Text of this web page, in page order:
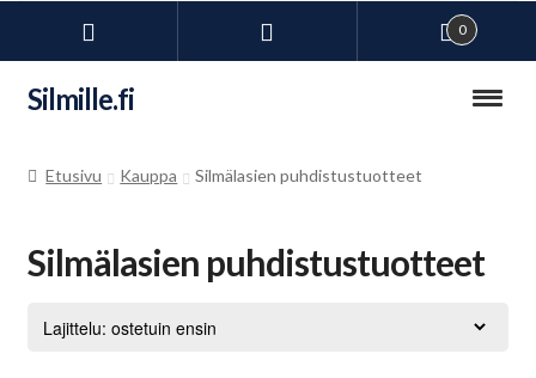
Siirry
navigointiin
Siirry
sisältöön
Silmille.fi
tason
Silmälasitarvikkeet
tason
Silmälasinauhat
Etusivu Kauppa Silmälasien puhdistustuotteet
Silmälasien puhdistustuotteet
0